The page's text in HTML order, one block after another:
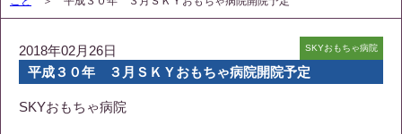
2018年02月26日 SKYおもちゃ病院
平成３０年 ３月ＳＫＹおもちゃ病院開院予定
SKYおもちゃ病院